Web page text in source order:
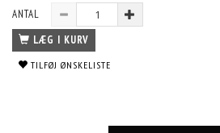
ANTAL
LÆG I KURV
TILFØJ ØNSKELISTE